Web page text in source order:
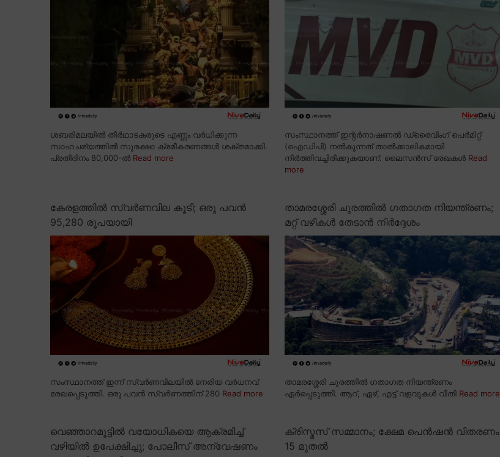
ശബരിമലയിൽ തീർഥാടകരുടെ എണ്ണം വർധിക്കുന്ന
സാഹചര്യത്തിൽ സുരക്ഷാ ക്രമീകരണങ്ങൾ ശക്തമാക്കി.
പ്രതിദിനം 80,000-ൽ Read more
സംസ്ഥാനത്ത് ഇന്റർനാഷണൽ ഡ്രൈവിംഗ് പെർമിറ്റ്
(ഐഡിപി) നൽകുന്നത് താൽക്കാലികമായി
നിർത്തിവച്ചിരിക്കുകയാണ്. ലൈസൻസ് രേഖകൾ Read
more
കേരളത്തിൽ സ്വർണവില കൂടി; ഒരു പവൻ
95,280 രൂപയായി
സംസ്ഥാനത്ത് ഇന്ന് സ്വർണവിലയിൽ നേരിയ വർധനവ്
രേഖപ്പെടുത്തി. ഒരു പവൻ സ്വർണത്തിന് 280 Read more
താമരശ്ശേരി ചുരത്തിൽ ഗതാഗത നിയന്ത്രണം;
മറ്റ് വഴികൾ തേടാൻ നിർദ്ദേശം
താമരശ്ശേരി ചുരത്തിൽ ഗതാഗത നിയന്ത്രണം
ഏർപ്പെടുത്തി. ആറ്, ഏഴ്, എട്ട് വളവുകൾ വീതി Read more
വെഞ്ഞാറമൂട്ടിൽ വയോധികയെ ആക്രമിച്ച്
വഴിയിൽ ഉപേക്ഷിച്ചു; പോലീസ് അന്വേഷണം
ക്രിസ്മസ് സമ്മാനം; ക്ഷേമ പെൻഷൻ വിതരണം
15 മുതൽ